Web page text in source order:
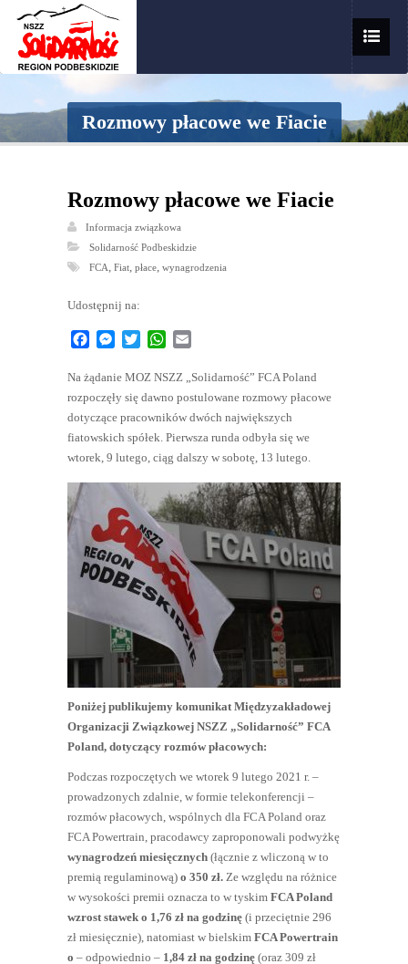
Rozmowy płacowe we Fiacie
Rozmowy płacowe we Fiacie
Informacja związkowa
Solidarność Podbeskidzie
FCA, Fiat, płace, wynagrodzenia
Udostępnij na:
FacebookMessenger
TwitterWhatsApp
Na żądanie MOZ NSZZ „Solidarność” FCA Poland
rozpoczęły się dawno postulowane rozmowy płacowe
dotyczące pracowników dwóch największych
fiatowskich spółek. Pierwsza runda odbyła się we
wtorek, 9 lutego, ciąg dalszy w sobotę, 13 lutego.
Poniżej publikujemy komunikat Międzyzakładowej
Organizacji Związkowej NSZZ „Solidarność” FCA
Poland, dotyczący rozmów płacowych:
Podczas rozpoczętych we wtorek 9 lutego 2021 r. –
prowadzonych zdalnie, w formie telekonferencji –
rozmów płacowych, wspólnych dla FCA Poland oraz
FCA Powertrain, pracodawcy zaproponowali podwyżkę
wynagrodzeń miesięcznych (łącznie z wliczoną w to
premią regulaminową) o 350 zł. Ze względu na różnice
w wysokości premii oznacza to w tyskimFCA Poland
wzrost stawek o 1,76 zł na godzinę(i przeciętnie 296
zł miesięcznie), natomiast w bielskim FCA Powertrain
o – odpowiednio – 1,84 zł na godzinę(oraz 309 zł